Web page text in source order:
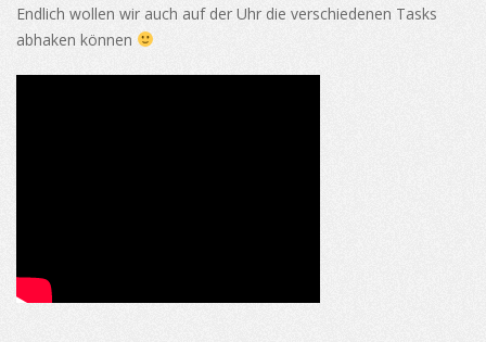
Endlich wollen wir auch auf der Uhr die verschiedenen Tasks
abhaken können